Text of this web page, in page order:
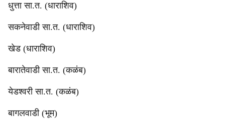
धुत्ता सा.त. (धाराशिव)
सकनेवाडी सा.त. (धाराशिव)
खेड (धाराशिव)
बारातेवाडी सा.त. (कळंब)
येडश्वरी सा.त. (कळंब)
बागलवाडी (भूम)